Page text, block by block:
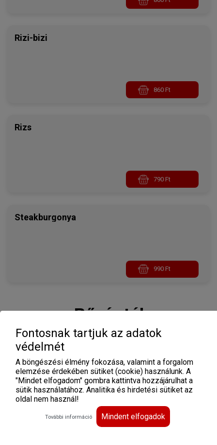
Rizi-bizi
860 Ft
Rizs
790 Ft
Steakburgonya
990 Ft
Bőségtál
Extra Texas tál
2db juhtúróval-kolbásszal töltött csirkemell, 2db
rántott sertéskaraj, 2db szezámmagos
csirkemell, 2db párizsi csirkemellszelet, rizs,
hasábburgonya
13 900 Ft
Fontosnak tartjuk az adatok
védelmét
A böngészési élmény fokozása, valamint a forgalom
elemzése érdekében sütiket (cookie) használunk. A
"Mindet elfogadom" gombra kattintva hozzájárulhat a
sütik használatához. Analitika és hirdetési sütiket az
oldal nem használ!
További információ Mindent elfogadok